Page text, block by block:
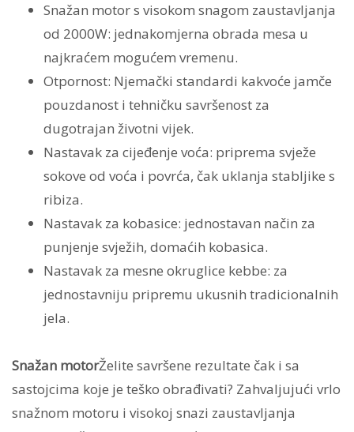
Snažan motor s visokom snagom zaustavljanja
od 2000W: jednakomjerna obrada mesa u
najkraćem mogućem vremenu.
Otpornost: Njemački standardi kakvoće jamče
pouzdanost i tehničku savršenost za
dugotrajan životni vijek.
Nastavak za cijeđenje voća: priprema svježe
sokove od voća i povrća, čak uklanja stabljike s
ribiza.
Nastavak za kobasice: jednostavan način za
punjenje svježih, domaćih kobasica.
Nastavak za mesne okruglice kebbe: za
jednostavniju pripremu ukusnih tradicionalnih
jela.
Snažan motorŽelite savršene rezultate čak i sa
sastojcima koje je teško obrađivati? Zahvaljujući vrlo
snažnom motoru i visokoj snazi zaustavljanja